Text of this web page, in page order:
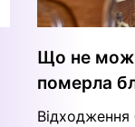
Що не
померла
Відходження